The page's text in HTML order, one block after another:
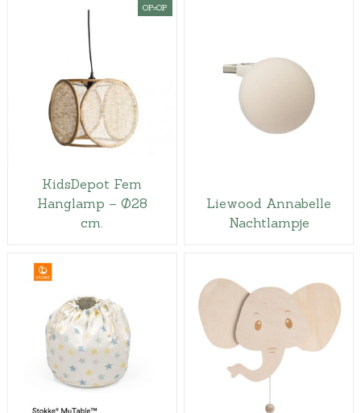
OP=OP
KidsDepot Fem
Hanglamp – Ø28
cm.
Liewood Annabelle
Nachtlampje